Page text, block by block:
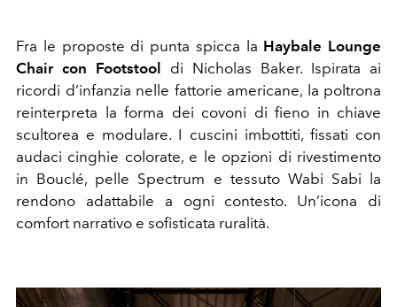
Fra le proposte di punta spicca la Haybale Lounge
Chair con Footstool di Nicholas Baker. Ispirata ai
ricordi d’infanzia nelle fattorie americane, la poltrona
reinterpreta la forma dei covoni di fieno in chiave
scultorea e modulare. I cuscini imbottiti, fissati con
audaci cinghie colorate, e le opzioni di rivestimento
in Bouclé, pelle Spectrum e tessuto Wabi Sabi la
rendono adattabile a ogni contesto. Un’icona di
comfort narrativo e sofisticata ruralità.